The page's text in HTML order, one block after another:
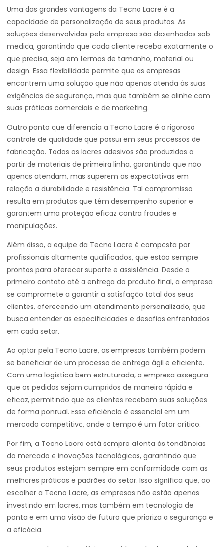
Uma das grandes vantagens da Tecno Lacre é a
capacidade de personalização de seus produtos. As
soluções desenvolvidas pela empresa são desenhadas sob
medida, garantindo que cada cliente receba exatamente o
que precisa, seja em termos de tamanho, material ou
design. Essa flexibilidade permite que as empresas
encontrem uma solução que não apenas atenda às suas
exigências de segurança, mas que também se alinhe com
suas práticas comerciais e de marketing.
Outro ponto que diferencia a Tecno Lacre é o rigoroso
controle de qualidade que possui em seus processos de
fabricação. Todos os lacres adesivos são produzidos a
partir de materiais de primeira linha, garantindo que não
apenas atendam, mas superem as expectativas em
relação a durabilidade e resistência. Tal compromisso
resulta em produtos que têm desempenho superior e
garantem uma proteção eficaz contra fraudes e
manipulações.
Além disso, a equipe da Tecno Lacre é composta por
profissionais altamente qualificados, que estão sempre
prontos para oferecer suporte e assistência. Desde o
primeiro contato até a entrega do produto final, a empresa
se compromete a garantir a satisfação total dos seus
clientes, oferecendo um atendimento personalizado, que
busca entender as especificidades e desafios enfrentados
em cada setor.
Ao optar pela Tecno Lacre, as empresas também podem
se beneficiar de um processo de entrega ágil e eficiente.
Com uma logística bem estruturada, a empresa assegura
que os pedidos sejam cumpridos de maneira rápida e
eficaz, permitindo que os clientes recebam suas soluções
de forma pontual. Essa eficiência é essencial em um
mercado competitivo, onde o tempo é um fator crítico.
Por fim, a Tecno Lacre está sempre atenta às tendências
do mercado e inovações tecnológicas, garantindo que
seus produtos estejam sempre em conformidade com as
melhores práticas e padrões do setor. Isso significa que, ao
escolher a Tecno Lacre, as empresas não estão apenas
investindo em lacres, mas também em tecnologia de
ponta e em uma visão de futuro que prioriza a segurança e
a eficácia.